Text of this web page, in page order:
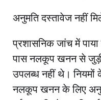
अनुमति दस्तावेज नहीं
प्रशासनिक जांच में
पास नलकूप खनन से
उपलब्ध नहीं थे।
नलकूप खनन के लिए